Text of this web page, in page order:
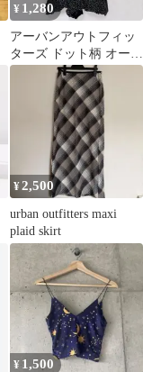
¥ 1,280
アーバンアウトフィッ
ターズ ドット柄 オール
インワン ロンパース 黒
レトロ S
¥2,500
urban outfitters maxi
plaid skirt
¥ 1,500